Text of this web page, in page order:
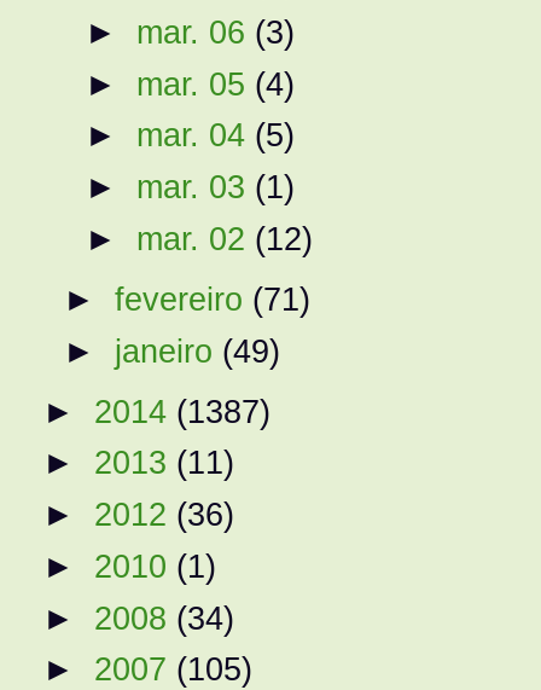
► mar. 06 (3)
► mar. 05 (4)
► mar. 04 (5)
► mar. 03 (1)
► mar. 02 (12)
►fevereiro (71)
► janeiro (49)
► 2014 (1387)
► 2013 (11)
► 2012 (36)
► 2010 (1)
► 2008 (34)
► 2007 (105)